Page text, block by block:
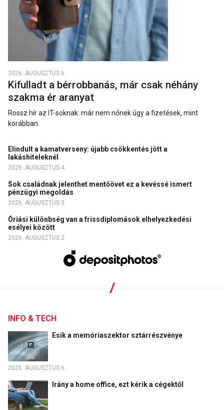
2026. AUGUSZTUS 6.
Kifulladt a bérrobbanás, már csak néhány
szakma ér aranyat
Rossz hír az IT-soknak: már nem nőnek úgy a fizetések, mint
korábban.
Elindult a kamatverseny: újabb csökkentés jött a
lakáshiteleknél
2026. AUGUSZTUS 4.
Sok családnak jelenthet mentőövet ez a kevéssé ismert
pénzügyi megoldás
2026. AUGUSZTUS 3.
Óriási különbség van a frissdiplomások elhelyezkedési
esélyei között
2026. AUGUSZTUS 2.
INFO & TECH
Esik a memóriaszektor sztárrészvénye
2026. AUGUSZTUS 6.
Irány a home office, ezt kérik a cégektől